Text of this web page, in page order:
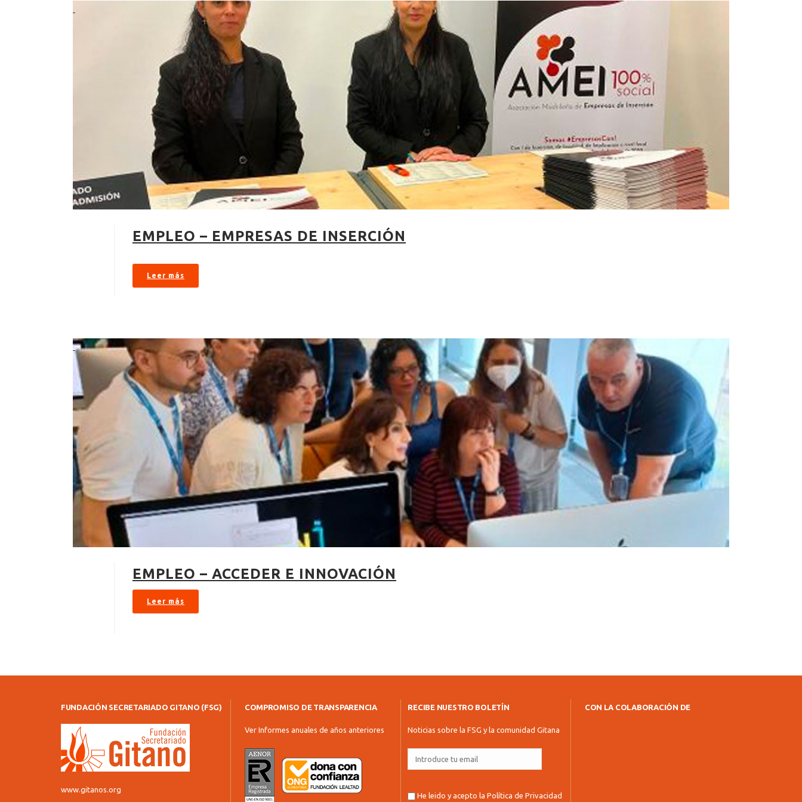
EMPLEO – EMPRESAS DE INSERCIÓN
Leer más
EMPLEO – ACCEDER E INNOVACIÓN
Leer más
FUNDACIÓN SECRETARIADO GITANO (FSG)
www.gitanos.org
COMPROMISO DE TRANSPARENCIA
Ver Informes anuales de años anteriores
RECIBE NUESTRO BOLETÍN
Noticias sobre la FSG y la comunidad Gitana
He leido y acepto laPolítica de Privacidad
CON LA COLABORACIÓN DE